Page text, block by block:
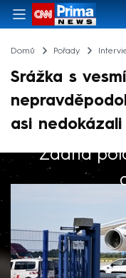
Domů Pořady
Srážka s
asi nedokázali
Žádná
Výběr redakce